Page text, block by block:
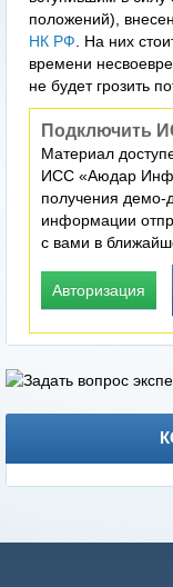
положений),
НК РФ . На них
времени
не будет грозить
Подключить
Материал
ИСС «Аюдар
получения демо-
информации
с вами в
Авторизация